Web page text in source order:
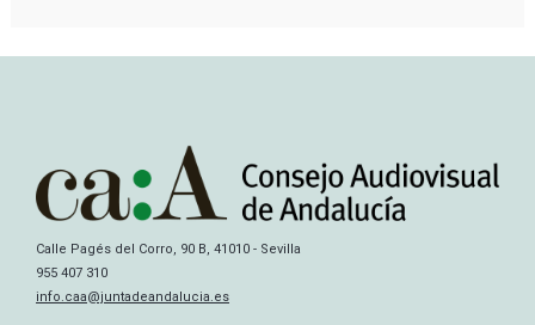
Calle Pagés del Corro, 90 B, 41010 - Sevilla
955 407 310
info.caa@juntadeandalucia.es